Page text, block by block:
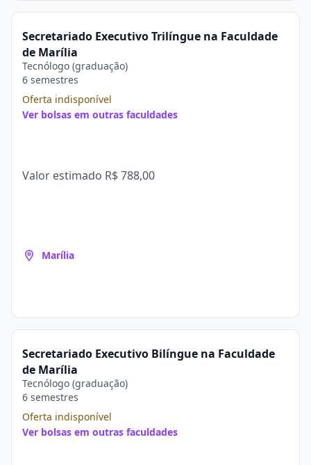
Secretariado Executivo Trilíngue na Faculdade
de Marília
Tecnólogo (graduação)
6 semestres
Oferta indisponível
Ver bolsas em outras faculdades
Valor estimado R$ 788,00
Marília
Secretariado Executivo Bilíngue na Faculdade
de Marília
Tecnólogo (graduação)
6 semestres
Oferta indisponível
Ver bolsas em outras faculdades